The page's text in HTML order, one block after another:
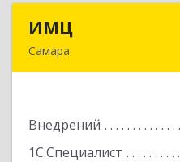
ИМЦ
Самара
Внедрений
1С:Специалист